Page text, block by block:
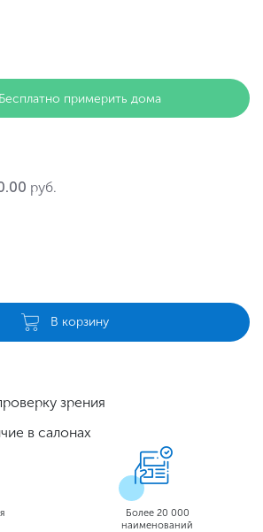
Бесплатно примерить дома
руб.
В корзину
зрения
в салонах
Более 20 000
наименований